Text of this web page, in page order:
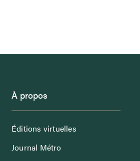
À propos
Éditions virtuelles
Journal Métro